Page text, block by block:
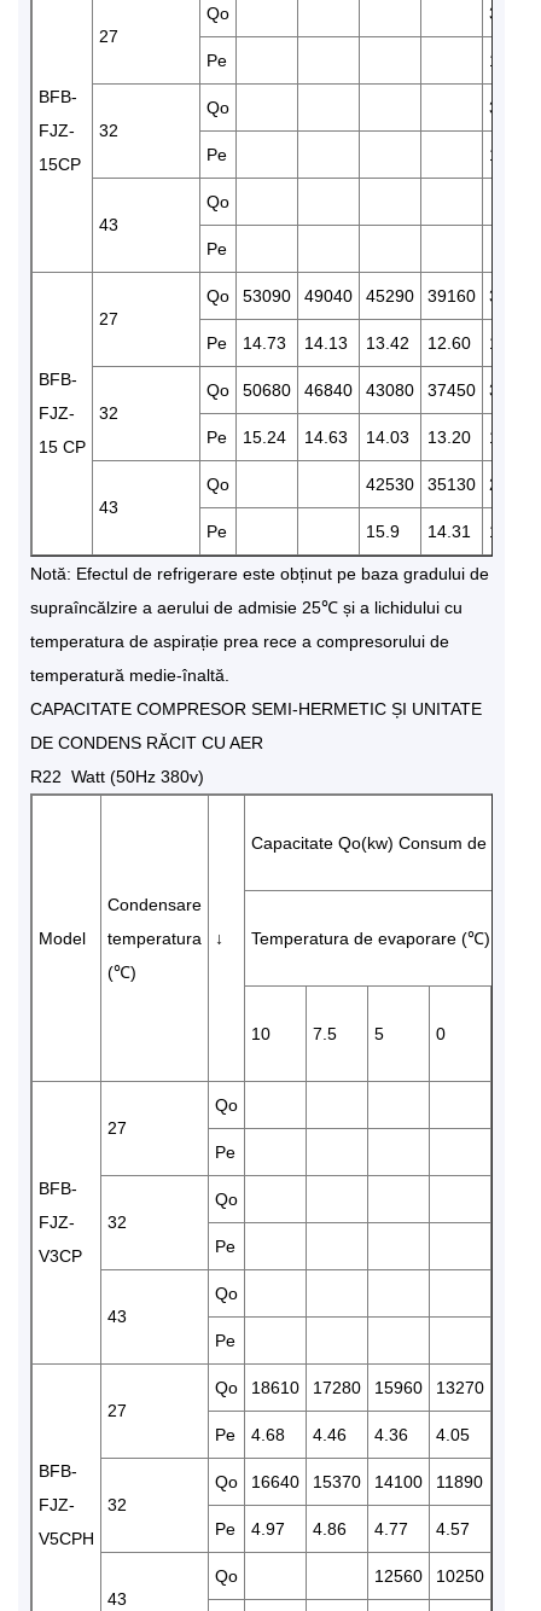
BFB-
FJZ-
15CP
27
Qo 31400
Pe 12.98
32
Qo 30350
Pe 13.69
43
Qo
Pe
BFB-
FJZ-
15 CP
27
Qo 53090 49040 45290 39160 31800
Pe 14.73 14.13 13.42 12.60 11.88
32
Qo 50680 46840 43080 37450 30430
Pe 15.24 14.63 14.03 13.20 12.47
43
Qo 42530 35130 28460
Pe 15.9 14.31 13.49
Notă: Efectul de refrigerare este obținut pe baza gradului de
supraîncălzire a aerului de admisie 25℃ și a lichidului cu
temperatura de aspirație prea rece a compresorului de
temperatură medie-înaltă.
CAPACITATE COMPRESOR SEMI-HERMETIC ȘI UNITATE
DE CONDENS RĂCIT CU AER
R22 Watt (50Hz 380v)
Model
Condensare
temperatura
(℃)
↓
Capacitate Qo(kw) Consum de
Temperatura de evaporare (℃)
10 7.5 5 0
BFB-
FJZ-
V3CP
27
Qo
Pe
32
Qo
Pe
43
Qo
Pe
BFB-
FJZ-
V5CPH
27
Qo 18610 17280 15960 13270
Pe 4.68 4.46 4.36 4.05
32
Qo 16640 15370 14100 11890
Pe 4.97 4.86 4.77 4.57
43
Qo 12560 10250